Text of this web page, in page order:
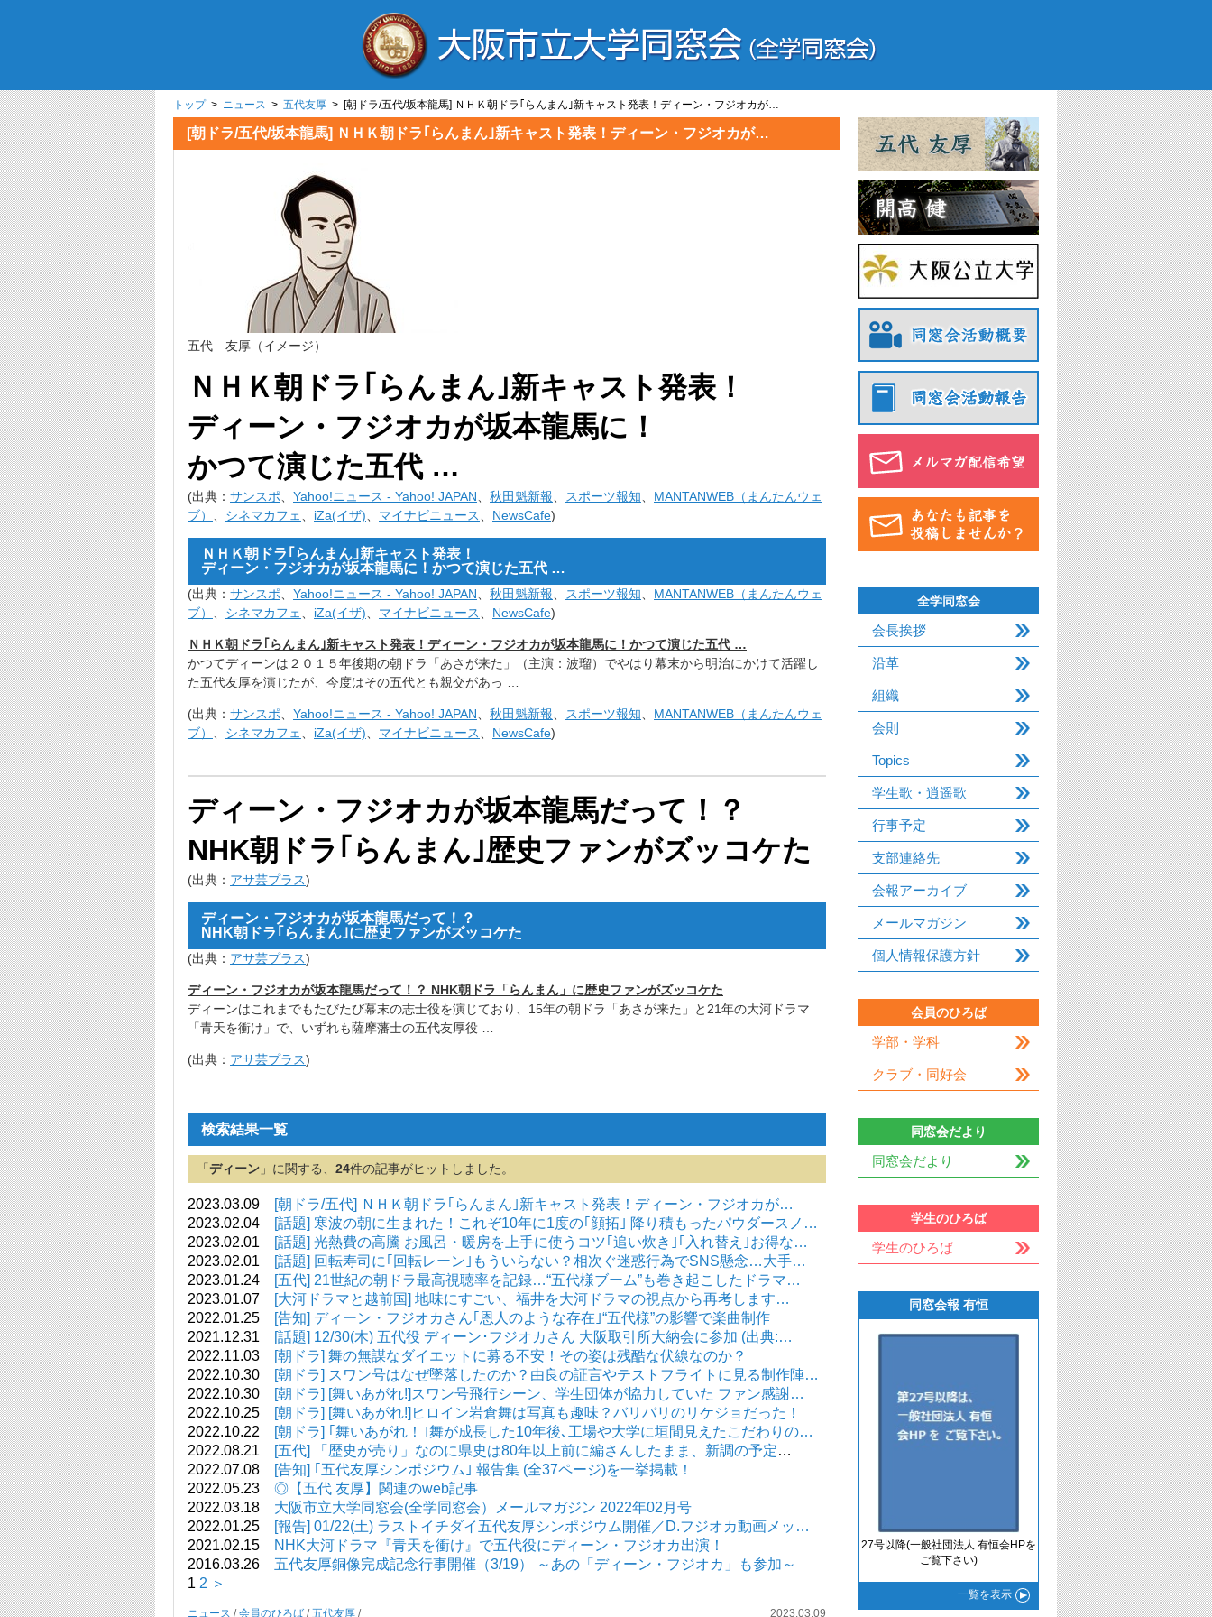
トップ> ニュース > 五代友厚 > [朝ドラ/五代/坂本龍馬] ＮＨＫ朝ドラ｢らんまん｣新キャスト発表！ディーン・フジオカが…
[朝ドラ/五代/坂本龍馬] ＮＨＫ朝ドラ｢らんまん｣新キャスト発表！ディーン・フジオカが…
五代 友厚（イメージ）
ＮＨＫ朝ドラ｢らんまん｣新キャスト発表！
ディーン・フジオカが坂本龍馬に！
かつて演じた五代 …
(出典： サンスポ Yahoo!ニュース - Yahoo! JAPAN 秋田魁新報 スポーツ報知
MANTANWEB（まんたんウェ
ブ）
シネマカフェ iZa(イザ) マイナビニュース NewsCafe)
ＮＨＫ朝ドラ｢らんまん｣新キャスト発表！
ディーン・フジオカが坂本龍馬に！かつて演じた五代 …
(出典： サンスポ Yahoo!ニュース - Yahoo! JAPAN 秋田魁新報 スポーツ報知
MANTANWEB（まんたんウェ
ブ）
シネマカフェ iZa(イザ) マイナビニュース NewsCafe)
ＮＨＫ朝ドラ｢らんまん｣新キャスト発表！ディーン・フジオカが坂本龍馬に！かつて演じた五代 …
かつてディーンは２０１５年後期の朝ドラ「あさが来た」（主演：波瑠）でやはり幕末から明治にかけて活躍し
た五代友厚を演じたが、今度はその五代とも親交があっ …
(出典： サンスポ Yahoo!ニュース - Yahoo! JAPAN 秋田魁新報 スポーツ報知
MANTANWEB（まんたんウェ
ブ）
シネマカフェ iZa(イザ) マイナビニュース NewsCafe)
ディーン・フジオカが坂本龍馬だって！？
NHK朝ドラ｢らんまん｣歴史ファンがズッコケた
(出典： アサ芸プラス)
ディーン・フジオカが坂本龍馬だって！？
NHK朝ドラ｢らんまん｣に歴史ファンがズッコケた
(出典： アサ芸プラス)
ディーン・フジオカが坂本龍馬だって！？ NHK朝ドラ「らんまん」に歴史ファンがズッコケた
ディーンはこれまでもたびたび幕末の志士役を演じており、15年の朝ドラ「あさが来た」と21年の大河ドラマ
「青天を衝け」で、いずれも薩摩藩士の五代友厚役 …
(出典： アサ芸プラス)
検索結果一覧
「 ディーン 」に関する、 24件の記事がヒットしました。
2023.03.09
[朝ドラ/五代] ＮＨＫ朝ドラ｢らんまん｣新キャスト発表！ディーン・フジオカが…
2023.02.04
[話題] 寒波の朝に生まれた！これぞ10年に1度の｢顔拓｣ 降り積もったパウダースノ…
2023.02.01
[話題] 光熱費の高騰 お風呂・暖房を上手に使うコツ｢追い炊き｣｢入れ替え｣お得な…
2023.02.01
[話題] 回転寿司に｢回転レーン｣もういらない？相次ぐ迷惑行為でSNS懸念…大手…
2023.01.24
[五代] 21世紀の朝ドラ最高視聴率を記録…“五代様ブーム”も巻き起こしたドラマ…
2023.01.07
[大河ドラマと越前国] 地味にすごい、福井を大河ドラマの視点から再考します…
2022.01.25
[告知] ディーン・フジオカさん｢恩人のような存在｣“五代様”の影響で楽曲制作
2021.12.31
[話題] 12/30(木) 五代役 ディーン･フジオカさん 大阪取引所大納会に参加 (出典:…
2022.11.03
[朝ドラ] 舞の無謀なダイエットに募る不安！その姿は残酷な伏線なのか？
2022.10.30
[朝ドラ] スワン号はなぜ墜落したのか？由良の証言やテストフライトに見る制作陣…
2022.10.30
[朝ドラ] [舞いあがれ!]スワン号飛行シーン、学生団体が協力していた ファン感謝…
2022.10.25
[朝ドラ] [舞いあがれ!]ヒロイン岩倉舞は写真も趣味？バリバリのリケジョだった！
2022.10.22
[朝ドラ] ｢舞いあがれ！｣舞が成長した10年後､工場や大学に垣間見えたこだわりの…
2022.08.21
[五代] 「歴史が売り」なのに県史は80年以上前に編さんしたまま、新調の予定…
2022.07.08
[告知] ｢五代友厚シンポジウム｣ 報告集 (全37ページ)を一挙掲載！
2022.05.23 ◎【五代 友厚】関連のweb記事
2022.03.18 大阪市立大学同窓会(全学同窓会）メールマガジン 2022年02月号
2022.01.25
[報告] 01/22(土) ラストイチダイ五代友厚シンポジウム開催／D.フジオカ動画メッ…
2021.02.15
NHK大河ドラマ『青天を衝け』で五代役にディーン・フジオカ出演！
2016.03.26 五代友厚銅像完成記念行事開催（3/19） ～あの「ディーン・フジオカ」も参加～
1 2 ＞
ニュース /会員のひろば /五代友厚 / 2023.03.09
全学同窓会
会長挨拶
沿革
組織
会則
Topics
学生歌・逍遥歌
行事予定
支部連絡先
会報アーカイブ
メールマガジン
個人情報保護方針
会員のひろば
学部・学科
クラブ・同好会
同窓会だより
同窓会だより
学生のひろば
学生のひろば
同窓会報 有恒
27号以降(一般社団法人 有恒会HPを
ご覧下さい)
一覧を表示